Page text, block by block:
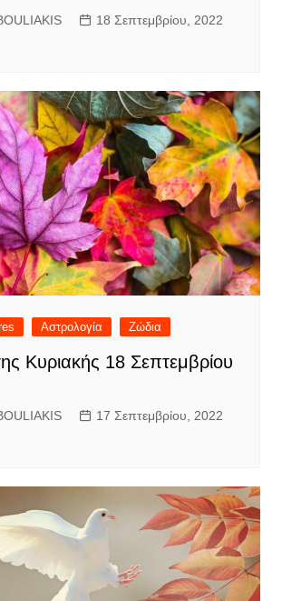
18 Σεπτεμβρίου, 2022
Αστρολογία Ζώδια
Κυριακής 18 Σεπτεμβρίου
17 Σεπτεμβρίου, 2022